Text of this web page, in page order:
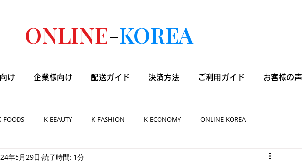
ONLINE-KOREA
け 企業様向け 配送ガイド 決済方法 ご利用ガイド お客様の声
FOODS K-BEAUTY K-FASHION K-ECONOMY ONLINE-KOREA
年5月29日 読了時間: 1分